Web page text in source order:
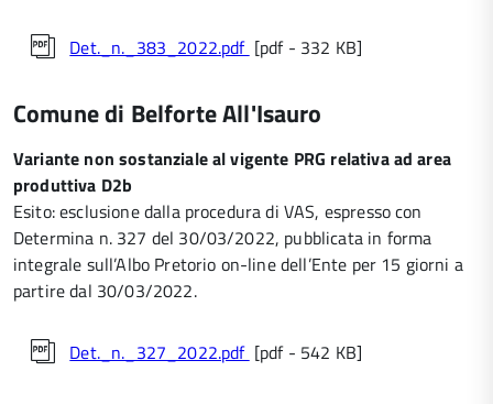
Det._n._383_2022.pdf [pdf - 332 KB]
Comune di Belforte All'Isauro
Variante non sostanziale al vigente PRG relativa ad area
produttiva D2b
Esito: esclusione dalla procedura di VAS, espresso con
Determina n. 327 del 30/03/2022, pubblicata in forma
integrale sull’Albo Pretorio on-line dell’Ente per 15 giorni a
partire dal 30/03/2022.
Det._n._327_2022.pdf [pdf - 542 KB]